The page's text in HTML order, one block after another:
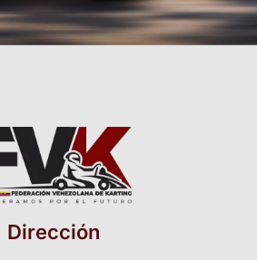
Dirección